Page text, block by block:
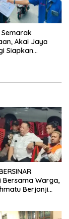
Akai Jaya
Siapkan
Bersama Warga,
Berjanji